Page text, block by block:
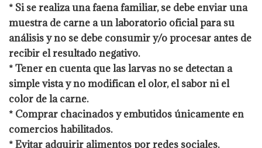
* Si se realiza una faena familiar, se debe enviar una
muestra de carne a un laboratorio oficial para su
análisis y no se debe consumir y/o procesar antes de
recibir el resultado negativo.
* Tener en cuenta que las larvas no se detectan a
simple vista y no modifican el olor, el sabor ni el
color de la carne.
* Comprar chacinados y embutidos únicamente en
comercios habilitados.
* Evitar adquirir alimentos por redes sociales,